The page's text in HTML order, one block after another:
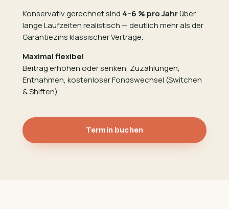
Konservativ gerechnet sind 4–6 % pro Jahrüber
lange Laufzeiten realistisch — deutlich mehr als der
Garantiezins klassischer Verträge.
Maximal flexibel
Beitrag erhöhen oder senken, Zuzahlungen,
Entnahmen, kostenloser Fondswechsel (Switchen
& Shiften).
Termin buchen